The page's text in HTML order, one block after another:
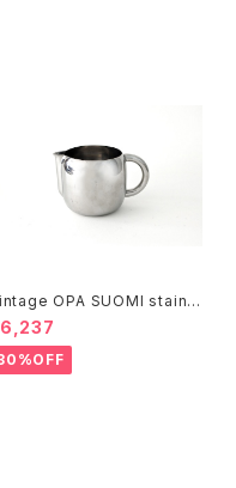
OPA SUOMI stainle
milk pitcher M / ヴィンテ
ジ オーパ スオミ ステンレス
ルクピッチャー M